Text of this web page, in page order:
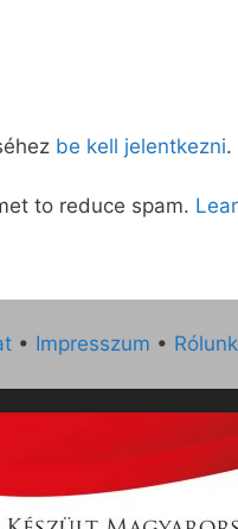
be kell jelentkezni.
to reduce spam.
• Impresszum • Rólunk